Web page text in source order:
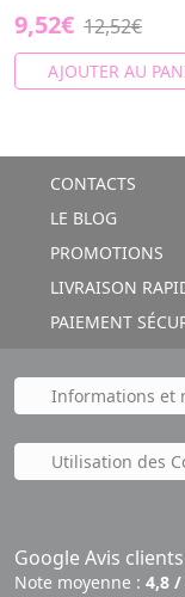
9,52€ 12,52€
AJOUTER AU
CONTACTS
LE BLOG
PROMOTIONS
LIVRAISON
PAIEMENT
Informations et
Utilisation des
Google Avis clients
Note moyenne : 4,8 /